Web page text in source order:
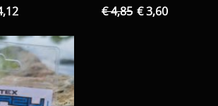
€ 4,85 € 3,60